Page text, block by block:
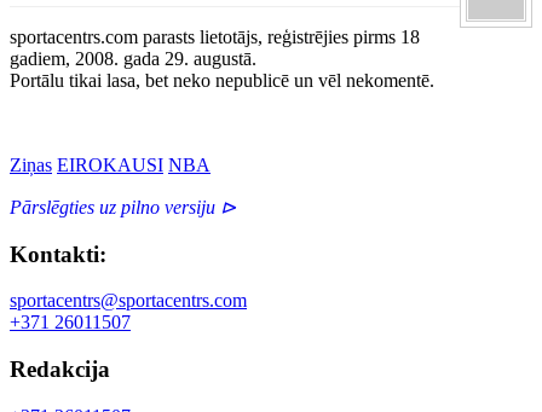
sportacentrs.com parasts lietotājs, reģistrējies pirms 18
gadiem, 2008. gada 29. augustā.
Portālu tikai lasa, bet neko nepublicē un vēl nekomentē.
Ziņas EIROKAUSI NBA
Pārslēgties uz pilno versiju ⊳
Kontakti:
sportacentrs@sportacentrs.com
+371 26011507
Redakcija